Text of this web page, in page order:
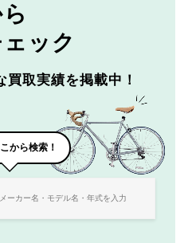
ック
買取実績を掲載中！
から検索！